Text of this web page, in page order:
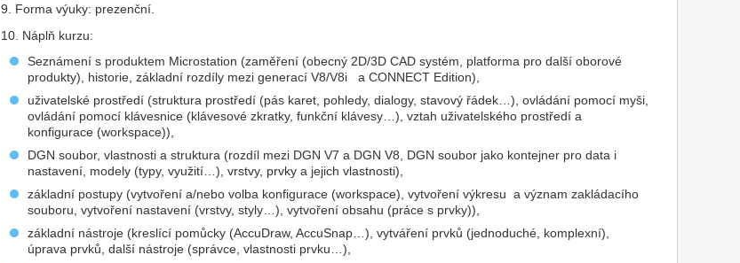
9. Forma výuky: prezenční.
10. Náplň kurzu:
Seznámení s produktem Microstation (zaměření (obecný 2D/3D CAD systém, platforma pro další oborové
produkty), historie, základní rozdíly mezi generací V8/V8i a CONNECT Edition),
uživatelské prostředí (struktura prostředí (pás karet, pohledy, dialogy, stavový řádek…), ovládání pomocí myši,
ovládání pomocí klávesnice (klávesové zkratky, funkční klávesy…), vztah uživatelského prostředí a
konfigurace (workspace)),
DGN soubor, vlastnosti a struktura (rozdíl mezi DGN V7 a DGN V8, DGN soubor jako kontejner pro data i
nastavení, modely (typy, využití…), vrstvy, prvky a jejich vlastnosti),
základní postupy (vytvoření a/nebo volba konfigurace (workspace), vytvoření výkresu a význam zakládacího
souboru, vytvoření nastavení (vrstvy, styly…), vytvoření obsahu (práce s prvky)),
základní nástroje (kreslící pomůcky (AccuDraw, AccuSnap…), vytváření prvků (jednoduché, komplexní),
úprava prvků, další nástroje (správce, vlastnosti prvku…),